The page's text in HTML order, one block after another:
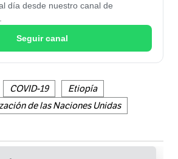
día desde nuestro canal de
Seguir canal
COVID-19
Etiopía
de las Naciones Unidas